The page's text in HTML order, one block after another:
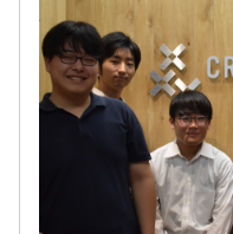
フルリモート勤務して
トツールやバーチャル
ーム内のコミュニケー